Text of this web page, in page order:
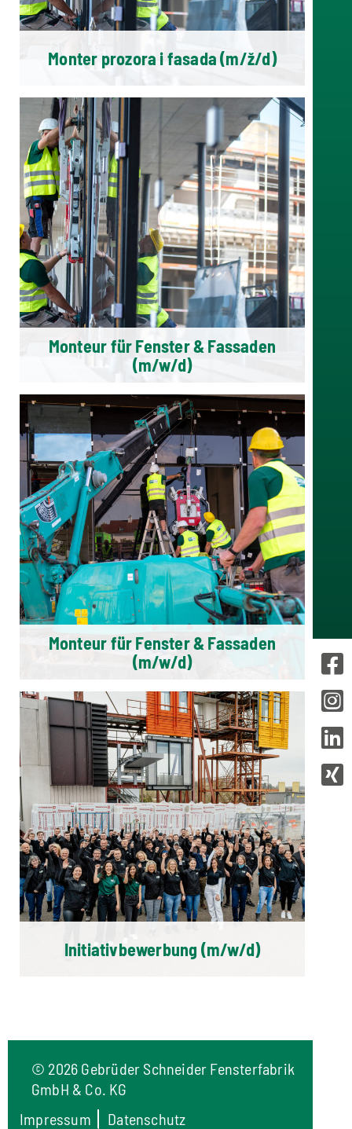
Monter prozora i fasada (m/ž/d)
Monteur für Fenster & Fassaden
(m/w/d)
Monteur für Fenster & Fassaden
(m/w/d)
Initiativbewerbung (m/w/d)
© 2026 Gebrüder Schneider Fensterfabrik
GmbH & Co. KG
Impressum
Datenschutz